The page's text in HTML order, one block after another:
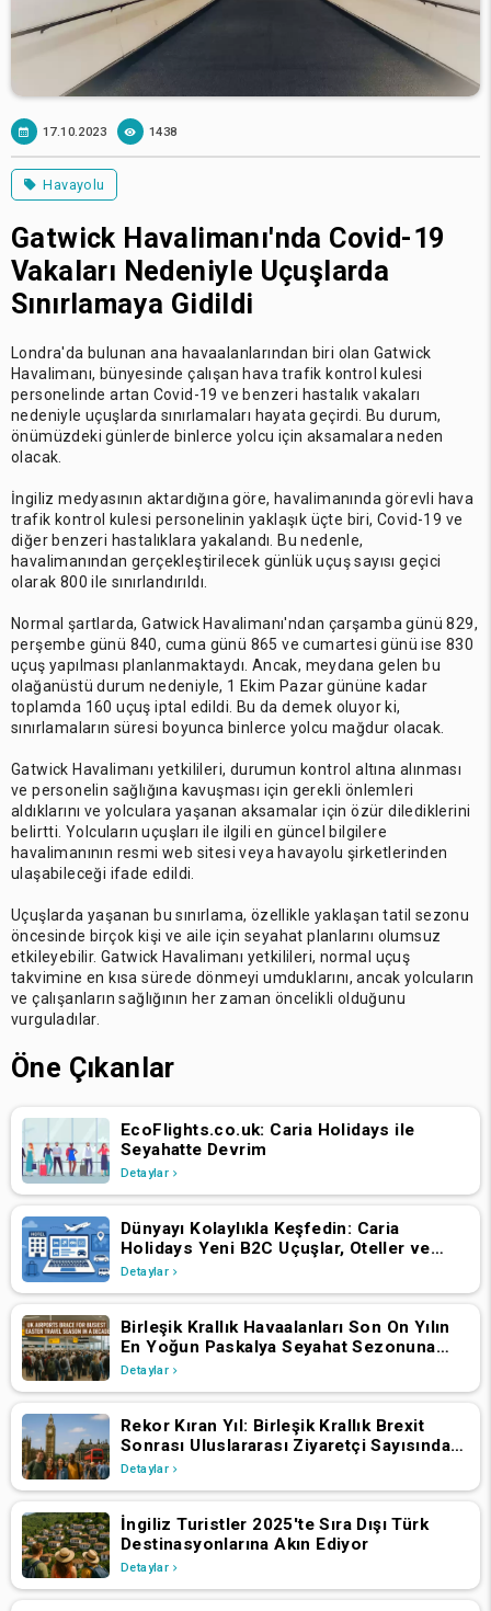
17.10.2023 1438
Havayolu
Gatwick Havalimanı'nda Covid-19
Vakaları Nedeniyle Uçuşlarda
Sınırlamaya Gidildi
Londra'da bulunan ana havaalanlarından biri olan Gatwick
Havalimanı, bünyesinde çalışan hava trafik kontrol kulesi
personelinde artan Covid-19 ve benzeri hastalık vakaları
nedeniyle uçuşlarda sınırlamaları hayata geçirdi. Bu durum,
önümüzdeki günlerde binlerce yolcu için aksamalara neden
olacak.
İngiliz medyasının aktardığına göre, havalimanında görevli hava
trafik kontrol kulesi personelinin yaklaşık üçte biri, Covid-19 ve
diğer benzeri hastalıklara yakalandı. Bu nedenle,
havalimanından gerçekleştirilecek günlük uçuş sayısı geçici
olarak 800 ile sınırlandırıldı.
Normal şartlarda, Gatwick Havalimanı'ndan çarşamba günü 829,
perşembe günü 840, cuma günü 865 ve cumartesi günü ise 830
uçuş yapılması planlanmaktaydı. Ancak, meydana gelen bu
olağanüstü durum nedeniyle, 1 Ekim Pazar gününe kadar
toplamda 160 uçuş iptal edildi. Bu da demek oluyor ki,
sınırlamaların süresi boyunca binlerce yolcu mağdur olacak.
Gatwick Havalimanı yetkilileri, durumun kontrol altına alınması
ve personelin sağlığına kavuşması için gerekli önlemleri
aldıklarını ve yolculara yaşanan aksamalar için özür dilediklerini
belirtti. Yolcuların uçuşları ile ilgili en güncel bilgilere
havalimanının resmi web sitesi veya havayolu şirketlerinden
ulaşabileceği ifade edildi.
Uçuşlarda yaşanan bu sınırlama, özellikle yaklaşan tatil sezonu
öncesinde birçok kişi ve aile için seyahat planlarını olumsuz
etkileyebilir. Gatwick Havalimanı yetkilileri, normal uçuş
takvimine en kısa sürede dönmeyi umduklarını, ancak yolcuların
ve çalışanların sağlığının her zaman öncelikli olduğunu
vurguladılar.
Öne Çıkanlar
EcoFlights.co.uk: Caria Holidays ile
Seyahatte Devrim
Detaylar
Dünyayı Kolaylıkla Keşfedin: Caria
Holidays Yeni B2C Uçuşlar, Oteller ve
Tatil Paketleri Platformunu Başlattı
Detaylar
Birleşik Krallık Havaalanları Son On Yılın
En Yoğun Paskalya Seyahat Sezonuna
Hazırlanıyor
Detaylar
Rekor Kıran Yıl: Birleşik Krallık Brexit
Sonrası Uluslararası Ziyaretçi Sayısında
Artış Yaşadı
Detaylar
İngiliz Turistler 2025'te Sıra Dışı Türk
Destinasyonlarına Akın Ediyor
Detaylar